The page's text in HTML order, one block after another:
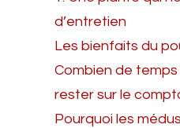
d’entretien
Les bienfaits du
Combien de
rester sur le
Pourquoi les